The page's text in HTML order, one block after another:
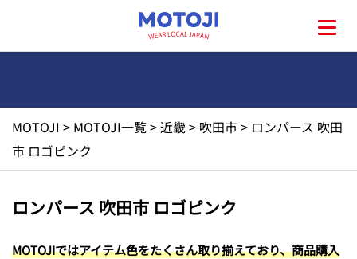
地元一覧
MOTOJI > MOTOJI一覧>近畿> 吹田市> ロンパース 吹田
市 ロゴピンク
ロンパース 吹田市 ロゴピンク
MOTOJIではアイテム色をたくさん取り揃えており、商品購入